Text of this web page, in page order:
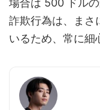
場合は 500 ドル
詐欺行為は、まさ
いるため、常に細